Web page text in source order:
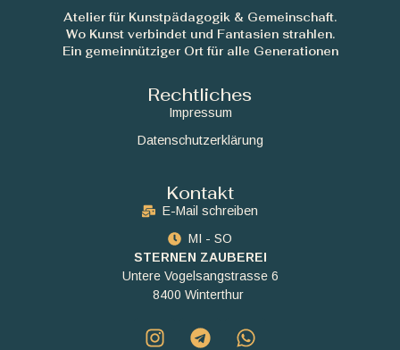
Atelier für Kunstpädagogik & Gemeinschaft.
Wo Kunst verbindet und Fantasien strahlen.
Ein gemeinnütziger Ort für alle Generationen
Rechtliches
Impressum
Datenschutzerklärung
Kontakt
E-Mail schreiben
MI - SO
STERNEN ZAUBEREI
Untere Vogelsangstrasse 6
8400 Winterthur